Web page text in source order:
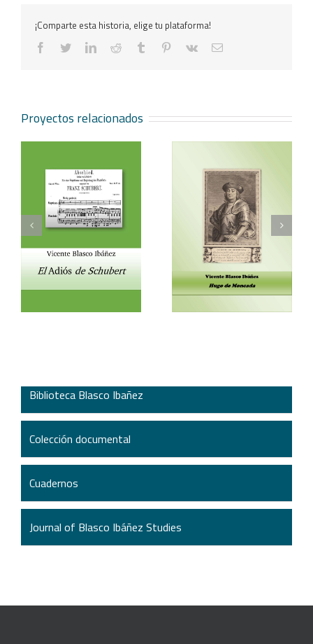
¡Comparte esta historia, elige tu plataforma!
facebooktwitterlinkedinreddit tumblr pinterest
vk
Correo
Proyectos relacionados
Vicente Blasco Ibáñez,
Hugo de Moncada
Aventura veneciana y
otros cuentos
Biblioteca Blasco Ibañez
Colección documental
Cuadernos
Journal of Blasco Ibáñez Studies